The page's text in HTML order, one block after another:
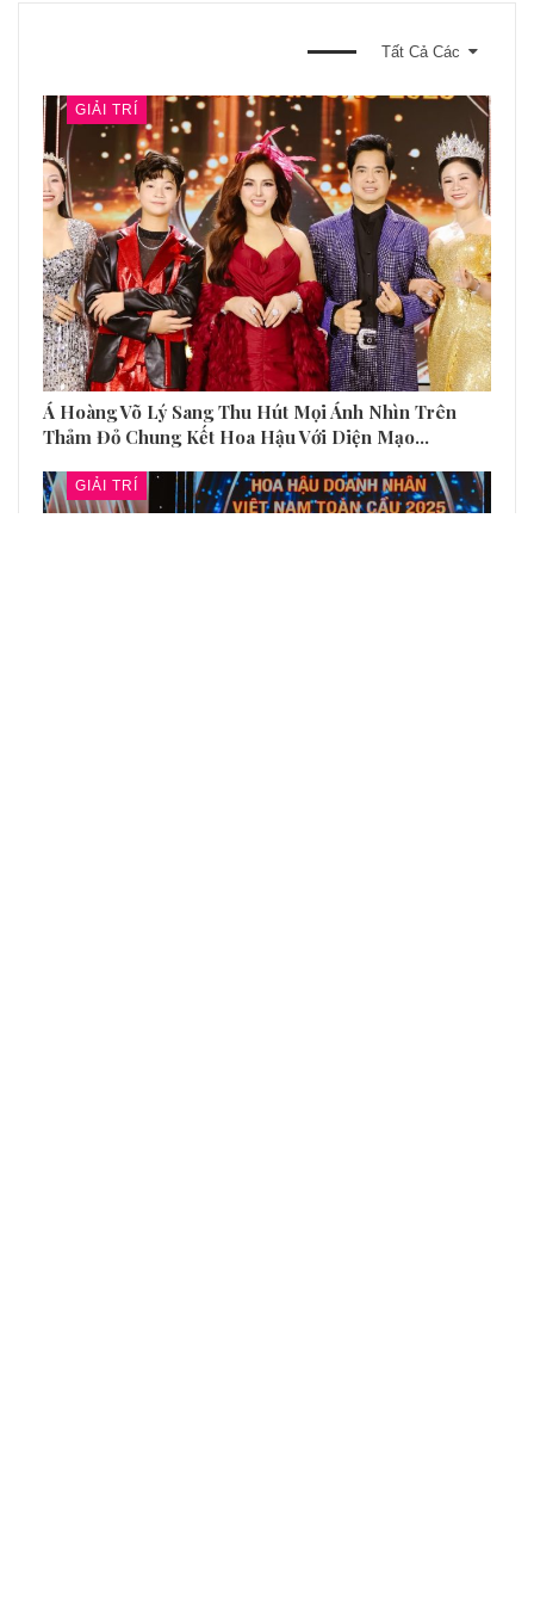
Tất Cả Các
GIẢI TRÍ
Á Hoàng Võ Lý Sang Thu Hút Mọi Ánh Nhìn Trên
Thảm Đỏ Chung Kết Hoa Hậu Với Diện Mạo…
GIẢI TRÍ